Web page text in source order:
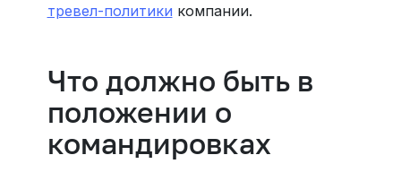
тревел-политики компании.
Что должно быть в
положении о
командировках